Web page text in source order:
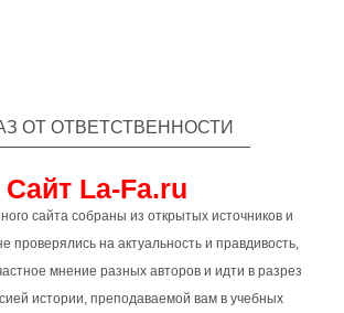
ОТ ОТВЕТСТВЕННОСТИ
Сайт La-Fa.ru
сайта собраны из открытых источников и
проверялись на актуальность и правдивость,
мнение разных авторов и идти в разрез
истории, преподаваемой вам в учебных